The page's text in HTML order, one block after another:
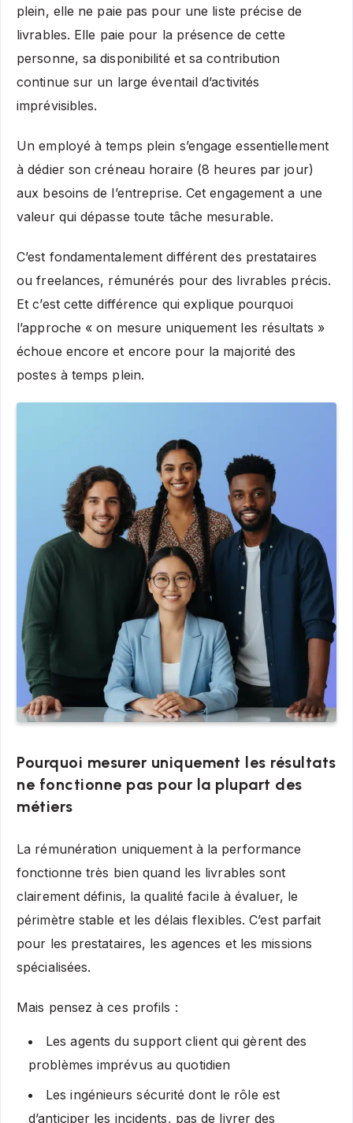
plein, elle ne paie pas pour une liste précise de
livrables. Elle paie pour la présence de cette
personne, sa disponibilité et sa contribution
continue sur un large éventail d’activités
imprévisibles.
Un employé à temps plein s’engage essentiellement
à dédier son créneau horaire (8 heures par jour)
aux besoins de l’entreprise. Cet engagement a une
valeur qui dépasse toute tâche mesurable.
C’est fondamentalement différent des prestataires
ou freelances, rémunérés pour des livrables précis.
Et c’est cette différence qui explique pourquoi
l’approche « on mesure uniquement les résultats »
échoue encore et encore pour la majorité des
postes à temps plein.
Pourquoi mesurer uniquement les résultats
ne fonctionne pas pour la plupart des
métiers
La rémunération uniquement à la performance
fonctionne très bien quand les livrables sont
clairement définis, la qualité facile à évaluer, le
périmètre stable et les délais flexibles. C’est parfait
pour les prestataires, les agences et les missions
spécialisées.
Mais pensez à ces profils :
Les agents du support client qui gèrent des
problèmes imprévus au quotidien
Les ingénieurs sécurité dont le rôle est
d’anticiper les incidents, pas de livrer des